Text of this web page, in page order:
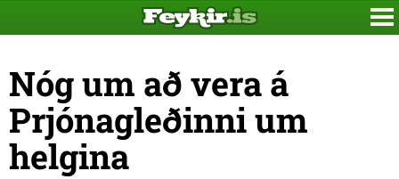
Nóg um að vera á
Prjónagleðinni um
helgina